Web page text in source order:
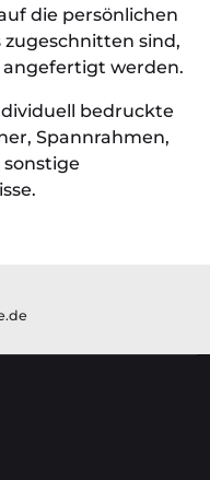
die persönlichen
zugeschnitten sind,
werden.
bedruckte
Spannrahmen,
sonstige